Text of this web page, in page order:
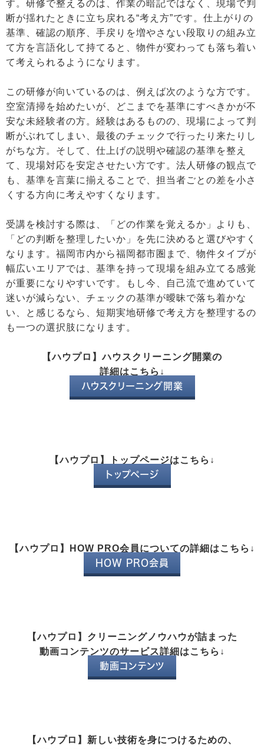
す。研修で整えるのは、作業の暗記ではなく、現場で判
断が揺れたときに立ち戻れる“考え方”です。仕上がりの
基準、確認の順序、手戻りを増やさない段取りの組み立
て方を言語化して持てると、物件が変わっても落ち着い
て考えられるようになります。
この研修が向いているのは、例えば次のような方です。
空室清掃を始めたいが、どこまでを基準にすべきかが不
安な未経験者の方。経験はあるものの、現場によって判
断がぶれてしまい、最後のチェックで行ったり来たりし
がちな方。そして、仕上げの説明や確認の基準を整え
て、現場対応を安定させたい方です。法人研修の観点で
も、基準を言葉に揃えることで、担当者ごとの差を小さ
くする方向に考えやすくなります。
受講を検討する際は、「どの作業を覚えるか」よりも、
「どの判断を整理したいか」を先に決めると選びやすく
なります。福岡市内から福岡都市圏まで、物件タイプが
幅広いエリアでは、基準を持って現場を組み立てる感覚
が重要になりやすいです。もし今、自己流で進めていて
迷いが減らない、チェックの基準が曖昧で落ち着かな
い、と感じるなら、短期実地研修で考え方を整理するの
も一つの選択肢になります。
【ハウプロ】ハウスクリーニング開業の
詳細はこちら↓
ハウスクリーニング開業
【ハウプロ】トップページはこちら↓
トップページ
【ハウプロ】HOW PRO会員についての詳細はこちら↓
HOW PRO会員
【ハウプロ】クリーニングノウハウが詰まった
動画コンテンツのサービス詳細はこちら↓
動画コンテンツ
【ハウプロ】新しい技術を身につけるための、